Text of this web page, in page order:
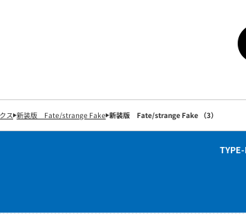
ス 新装版 Fate/strange Fake 新装版 Fate/strange Fake （3）